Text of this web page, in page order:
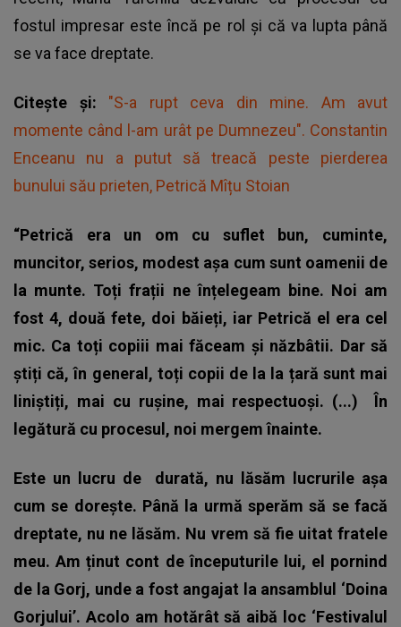
fostul impresar este încă pe rol și că va lupta până
se va face dreptate.
Citește și: "S-a rupt ceva din mine. Am avut
momente când l-am urât pe Dumnezeu". Constantin
Enceanu nu a putut să treacă peste pierderea
bunului său prieten, Petrică Mîțu Stoian
“Petrică era un om cu suflet bun, cuminte,
muncitor, serios, modest așa cum sunt oamenii de
la munte. Toți frații ne înțelegeam bine. Noi am
fost 4, două fete, doi băieți, iar Petrică el era cel
mic. Ca toți copiii mai făceam și năzbâtii. Dar să
știți că, în general, toți copii de la la țară sunt mai
liniștiți, mai cu rușine, mai respectuoși. (...) În
legătură cu procesul, noi mergem înainte.
Este un lucru de durată, nu lăsăm lucrurile așa
cum se dorește. Până la urmă sperăm să se facă
dreptate, nu ne lăsăm. Nu vrem să fie uitat fratele
meu. Am ținut cont de începuturile lui, el pornind
de la Gorj, unde a fost angajat la ansamblul ‘Doina
Gorjului’. Acolo am hotărât să aibă loc ‘Festivalul